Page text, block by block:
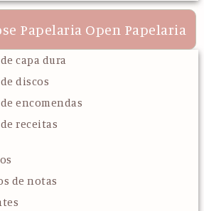
Papelaria Open Papelaria
capa dura
discos
encomendas
receitas
de notas